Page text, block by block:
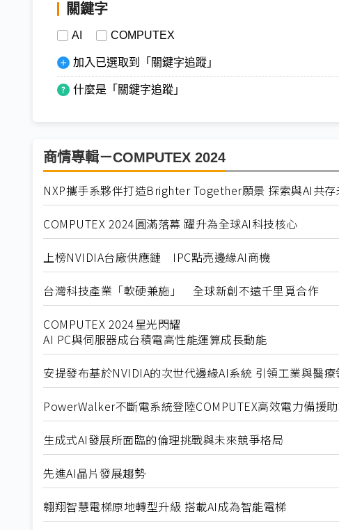
關鍵字
AI COMPUTEX
加入已選取到「關鍵字追蹤」
什麼是「關鍵字追蹤」
商情專輯－COMPUTEX 2024
NXP攜手系夥伴打造Brighter Together願景 探索與AI共
COMPUTEX 2024圓滿落幕 躍升為全球AI科技核心
上榜NVIDIA台廠供應鏈 IPC點亮邊緣AI商機
台灣科技產業「軟硬兼施」 全球新創不遠千里覓合作
COMPUTEX 2024星光閃耀
AI PC與伺服器成台積電高性能運算成長動能
安提發布基於NVIDIA的次世代邊緣AI系統 引領工業與醫
PowerWalker不斷電系統登陸COMPUTEX高效電力備援
生成式AI發展所面臨的倫理挑戰與未來競爭格局
先進AI晶片發展趨勢
翱翔智慧電梯原地轉型升級 搭載AI成為智能電梯